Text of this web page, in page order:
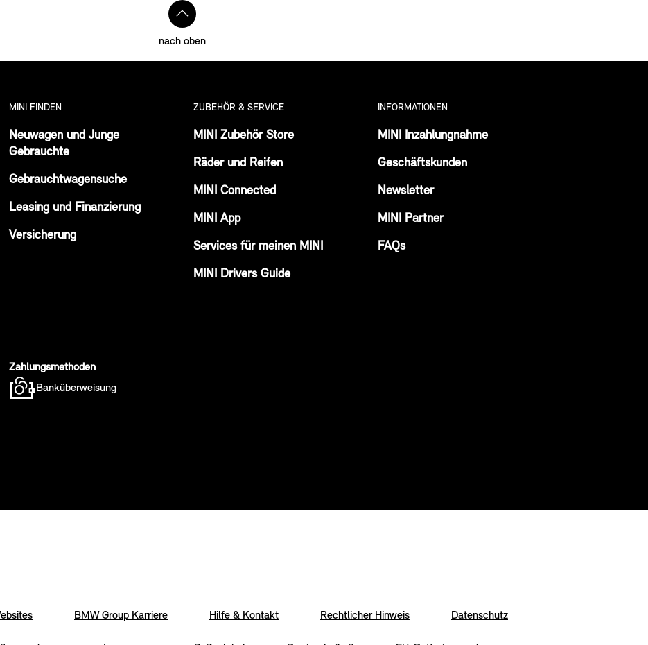
nach oben
MINI FINDEN
Neuwagen und Junge
Gebrauchte
Gebrauchtwagensuche
Leasing und Finanzierung
Versicherung
ZUBEHÖR & SERVICE
MINI Zubehör Store
Räder und Reifen
MINI Connected
MINI App
Services für meinen MINI
MINI Drivers Guide
INFORMATIONEN
MINI Inzahlungnahme
Geschäftskunden
Newsletter
MINI Partner
FAQs
Zahlungsmethoden
Banküberweisung
BMW Group Karriere Hilfe & Kontakt Rechtlicher Hinweis Datenschutz